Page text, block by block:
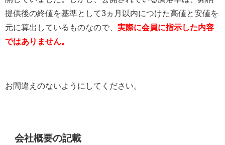
提供後の終値を基準として3ヵ月以内につけた高値と安値を
元に算出しているものなので、 実際に会員に指示した内容
ではありません。
お間違えのないようにしてください。
会社概要の記載